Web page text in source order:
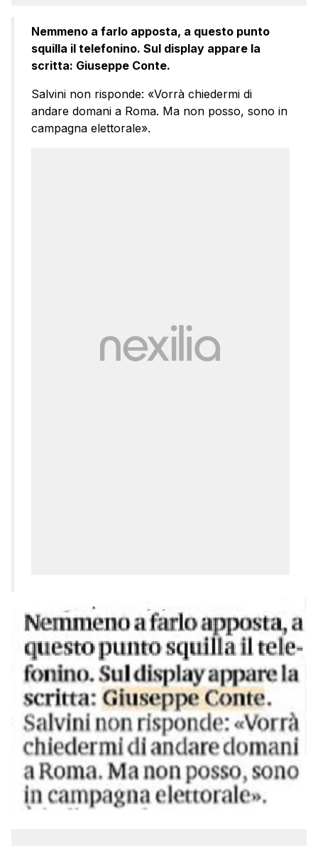
Nemmeno a farlo apposta, a questo punto
squilla il telefonino. Sul display appare la
scritta: Giuseppe Conte.
Salvini non risponde: «Vorrà chiedermi di
andare domani a Roma. Ma non posso, sono in
campagna elettorale».